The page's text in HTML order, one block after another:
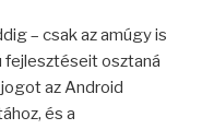
– csak az amúgy is
fejlesztéseit osztaná
az Android
és a